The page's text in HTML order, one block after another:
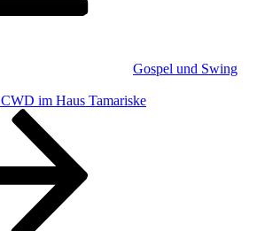
Gospel und Swing
CWD im Haus Tamariske